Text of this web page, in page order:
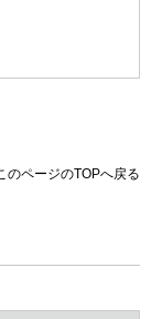
のページのTOPへ戻る